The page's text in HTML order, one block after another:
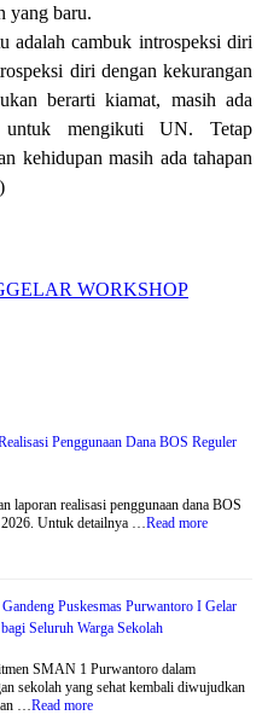
yang baru.
adalah cambuk introspeksi diri
diri dengan kekurangan
berarti kiamat, masih ada
untuk mengikuti UN. Tetap
kehidupan masih ada tahapan
WORKSHOP
Penggunaan Dana BOS Reguler
laporan realisasi penggunaan dana BOS
Untuk detailnya … Read more
Puskesmas Purwantoro I Gelar
Seluruh Warga Sekolah
SMAN 1 Purwantoro dalam
sekolah yang sehat kembali diwujudkan
… Read more